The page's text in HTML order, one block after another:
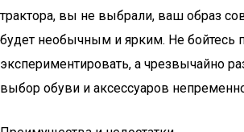
трактора, вы не выбрали, ваш образ
будет необычным и ярким. Не бойтесь
экспериментировать, а чрезвычайно
выбор обуви и аксессуаров